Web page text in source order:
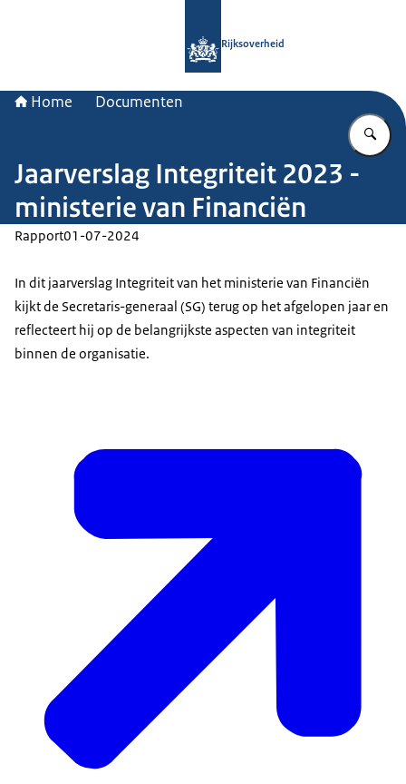
Rijksoverheid
Home Documenten
Jaarverslag Integriteit 2023 -
ministerie van Financiën
Rapport01-07-2024
In dit jaarverslag Integriteit van het ministerie van Financiën
kijkt de Secretaris-generaal (SG) terug op het afgelopen jaar en
reflecteert hij op de belangrijkste aspecten van integriteit
binnen de organisatie.